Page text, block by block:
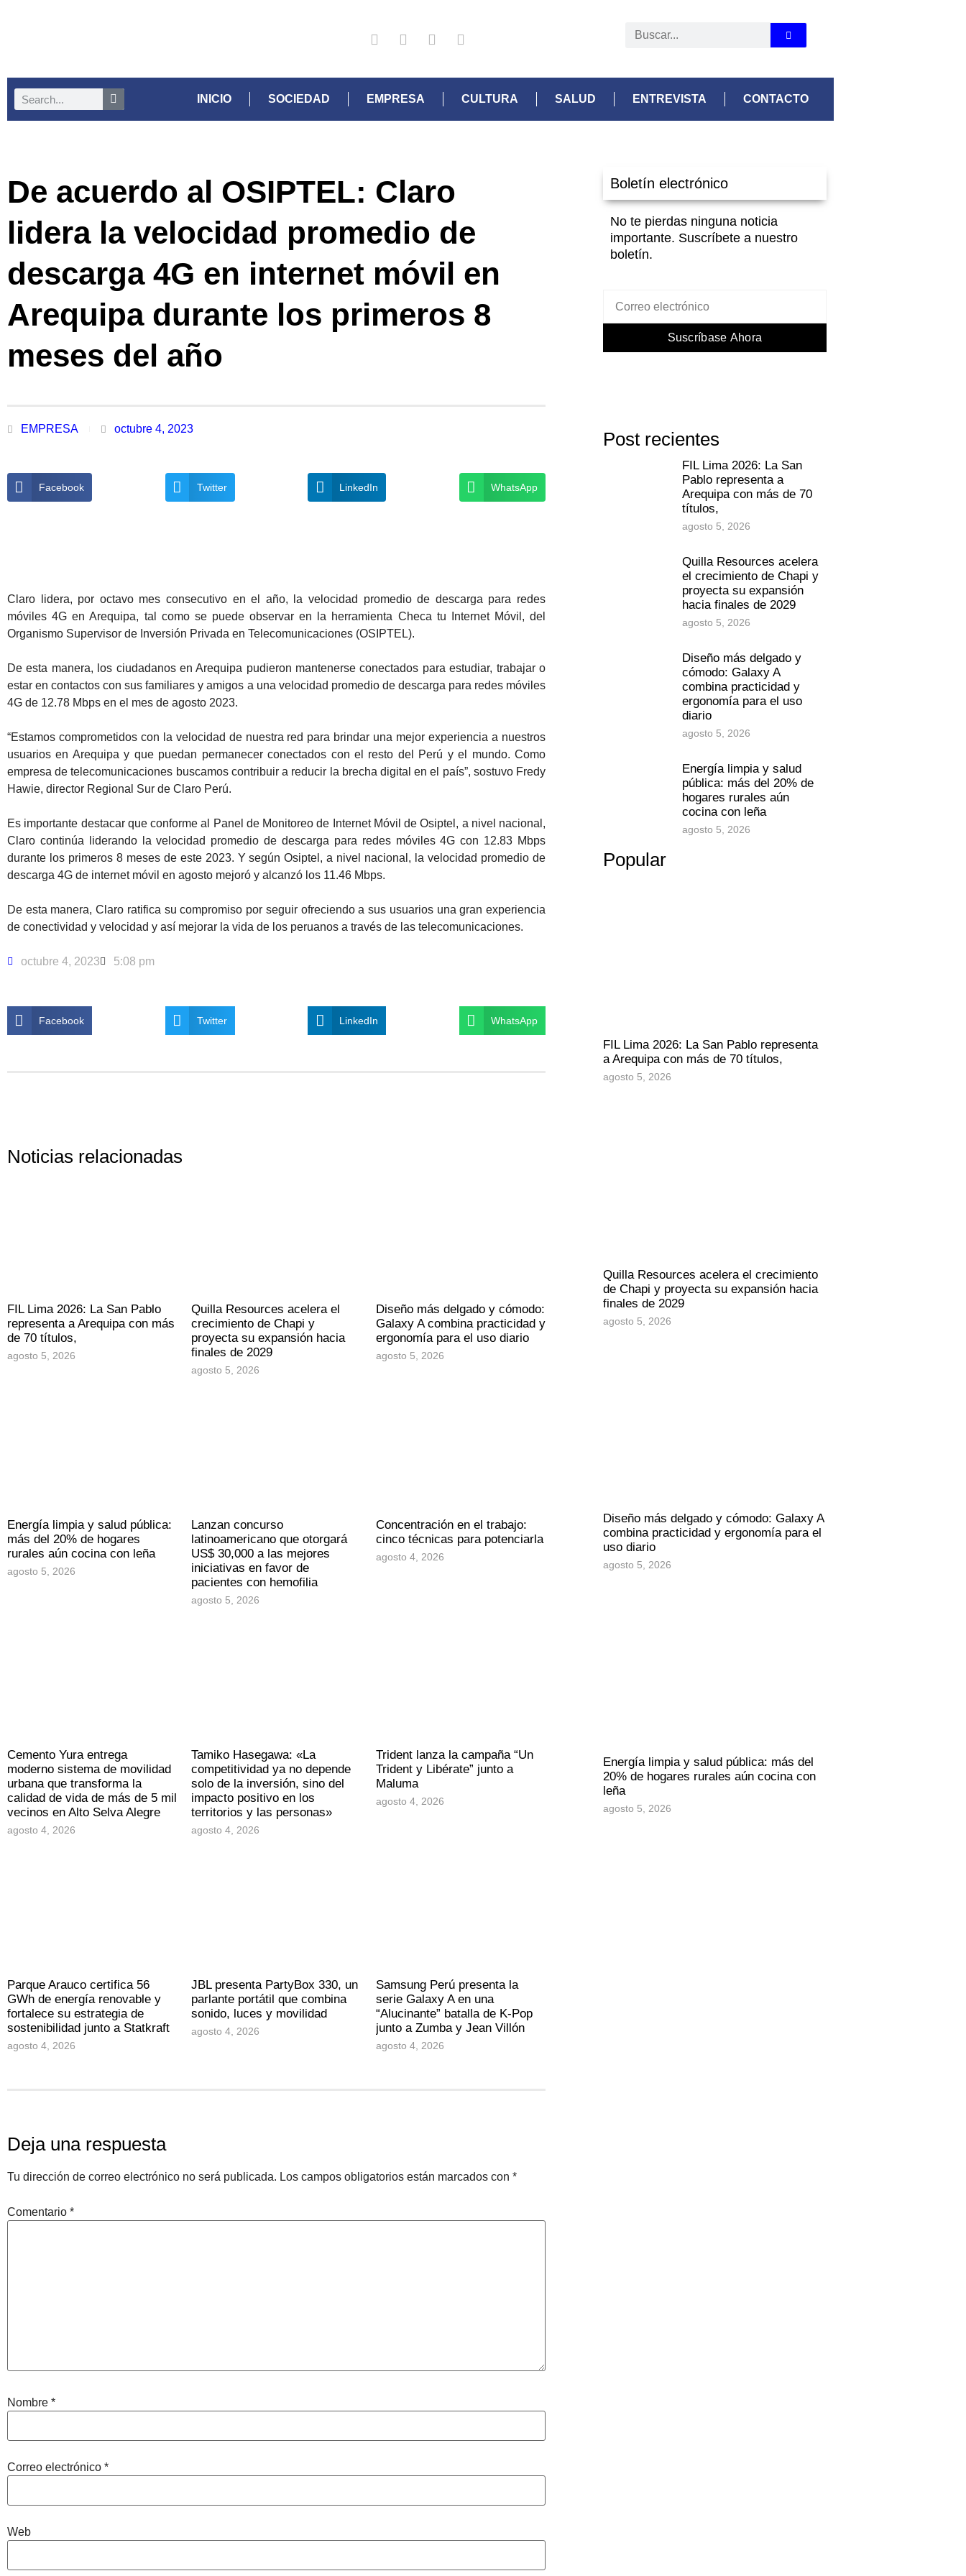
INICIO SOCIEDAD EMPRESA CULTURA SALUD ENTREVISTA CONTACTO
De acuerdo al OSIPTEL: Claro
lidera la velocidad promedio de
descarga 4G en internet móvil en
Arequipa durante los primeros 8
meses del año
EMPRESA octubre 4, 2023
Facebook Twitter LinkedIn WhatsApp
Claro lidera, por octavo mes consecutivo en el año, la velocidad promedio de descarga para redes
móviles 4G en Arequipa, tal como se puede observar en la herramienta Checa tu Internet Móvil, del
Organismo Supervisor de Inversión Privada en Telecomunicaciones (OSIPTEL).
De esta manera, los ciudadanos en Arequipa pudieron mantenerse conectados para estudiar, trabajar o
estar en contactos con sus familiares y amigos a una velocidad promedio de descarga para redes móviles
4G de 12.78 Mbps en el mes de agosto 2023.
“Estamos comprometidos con la velocidad de nuestra red para brindar una mejor experiencia a nuestros
usuarios en Arequipa y que puedan permanecer conectados con el resto del Perú y el mundo. Como
empresa de telecomunicaciones buscamos contribuir a reducir la brecha digital en el país”, sostuvo Fredy
Hawie, director Regional Sur de Claro Perú.
Es importante destacar que conforme al Panel de Monitoreo de Internet Móvil de Osiptel, a nivel nacional,
Claro continúa liderando la velocidad promedio de descarga para redes móviles 4G con 12.83 Mbps
durante los primeros 8 meses de este 2023. Y según Osiptel, a nivel nacional, la velocidad promedio de
descarga 4G de internet móvil en agosto mejoró y alcanzó los 11.46 Mbps.
De esta manera, Claro ratifica su compromiso por seguir ofreciendo a sus usuarios una gran experiencia
de conectividad y velocidad y así mejorar la vida de los peruanos a través de las telecomunicaciones.
octubre 4, 2023 5:08 pm
Facebook Twitter LinkedIn WhatsApp
Noticias relacionadas
FIL Lima 2026: La San Pablo
representa a Arequipa con más
de 70 títulos,
agosto 5, 2026
Quilla Resources acelera el
crecimiento de Chapi y
proyecta su expansión hacia
finales de 2029
agosto 5, 2026
Diseño más delgado y cómodo:
Galaxy A combina practicidad y
ergonomía para el uso diario
agosto 5, 2026
Energía limpia y salud pública:
más del 20% de hogares
rurales aún cocina con leña
agosto 5, 2026
Lanzan concurso
latinoamericano que otorgará
US$ 30,000 a las mejores
iniciativas en favor de
pacientes con hemofilia
agosto 5, 2026
Concentración en el trabajo:
cinco técnicas para potenciarla
agosto 4, 2026
Cemento Yura entrega
moderno sistema de movilidad
urbana que transforma la
calidad de vida de más de 5 mil
vecinos en Alto Selva Alegre
agosto 4, 2026
Tamiko Hasegawa: «La
competitividad ya no depende
solo de la inversión, sino del
impacto positivo en los
territorios y las personas»
agosto 4, 2026
Trident lanza la campaña “Un
Trident y Libérate” junto a
Maluma
agosto 4, 2026
Parque Arauco certifica 56
GWh de energía renovable y
fortalece su estrategia de
sostenibilidad junto a Statkraft
agosto 4, 2026
JBL presenta PartyBox 330, un
parlante portátil que combina
sonido, luces y movilidad
agosto 4, 2026
Samsung Perú presenta la
serie Galaxy A en una
“Alucinante” batalla de K-Pop
junto a Zumba y Jean Villón
agosto 4, 2026
Deja una respuesta
Tu dirección de correo electrónico no será publicada. Los campos obligatorios están marcados con *
Comentario *
Nombre *
Correo electrónico *
Web
Boletín electrónico
No te pierdas ninguna noticia
importante. Suscríbete a nuestro
boletín.
Suscríbase Ahora
Post recientes
FIL Lima 2026: La San
Pablo representa a
Arequipa con más de 70
títulos,
agosto 5, 2026
Quilla Resources acelera
el crecimiento de Chapi y
proyecta su expansión
hacia finales de 2029
agosto 5, 2026
Diseño más delgado y
cómodo: Galaxy A
combina practicidad y
ergonomía para el uso
diario
agosto 5, 2026
Energía limpia y salud
pública: más del 20% de
hogares rurales aún
cocina con leña
agosto 5, 2026
Popular
FIL Lima 2026: La San Pablo representa
a Arequipa con más de 70 títulos,
agosto 5, 2026
Quilla Resources acelera el crecimiento
de Chapi y proyecta su expansión hacia
finales de 2029
agosto 5, 2026
Diseño más delgado y cómodo: Galaxy A
combina practicidad y ergonomía para el
uso diario
agosto 5, 2026
Energía limpia y salud pública: más del
20% de hogares rurales aún cocina con
leña
agosto 5, 2026